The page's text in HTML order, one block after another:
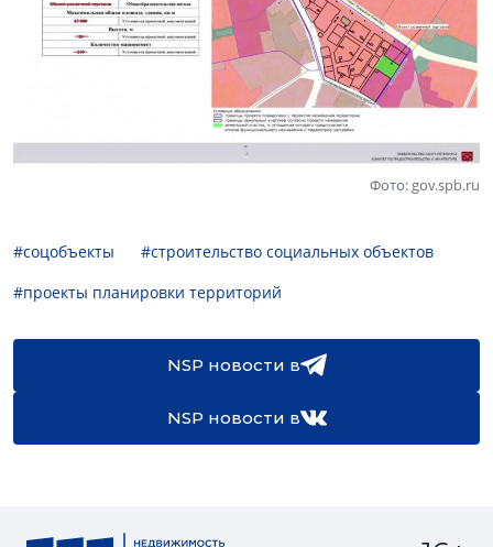
Фото: gov.spb.ru
#соцобъекты
#строительство социальных объектов
#проекты планировки территорий
NSP новости в
NSP новости в